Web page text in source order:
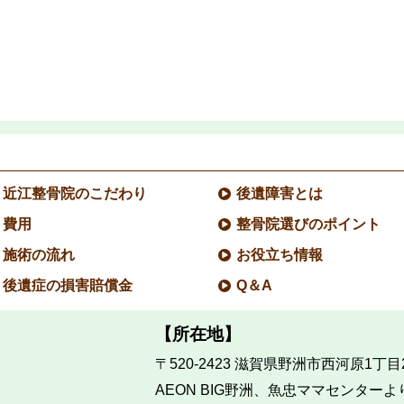
近江整骨院のこだわり
費用
施術の流れ
後遺症の損害賠償金
後遺障害とは
整骨院選びのポイント
お役立ち情報
Q＆A
【所在地】
〒520-2423滋賀県野洲市西河原1丁目
AEON BIG野洲、魚忠ママセンターよ